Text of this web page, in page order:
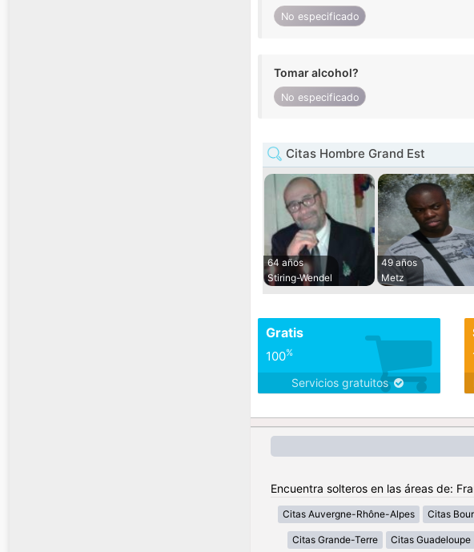
No especificado
Tomar alcohol?
No especificado
Citas Hombre Grand Est
64 años
Stiring-Wendel
49 años
Metz
Gratis
100%
Servicios gratuitos
Encuentra solteros en las áreas de:
Citas Auvergne-Rhône-Alpes Citas
Citas Grande-Terre Citas Guadeloupe